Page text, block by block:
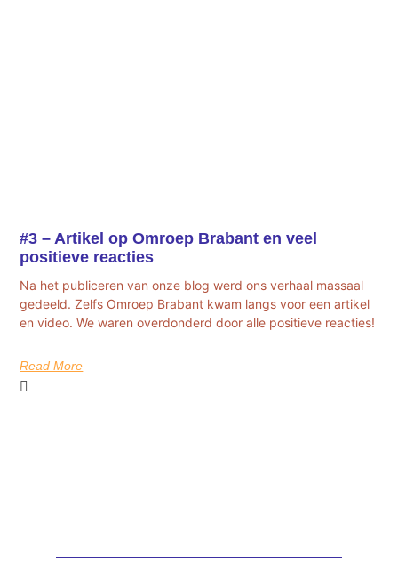
#3 – Artikel op Omroep Brabant en veel
positieve reacties
Na het publiceren van onze blog werd ons verhaal massaal
gedeeld. Zelfs Omroep Brabant kwam langs voor een artikel
en video. We waren overdonderd door alle positieve reacties!
Read More